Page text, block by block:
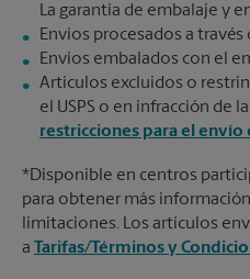
La garantía de embalaje y
Envíos procesados a través
Envíos embalados con el
Artículos excluidos o
el USPS o en infracción de
restricciones para el envío
*Disponible en centros
para obtener más
limitaciones. Los artículos
a Tarifas/Términos y